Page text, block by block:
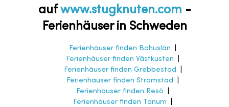
auf www.stugknuten.com -
Ferienhäuser in Schweden
Ferienhäuser finden Bohuslän
Ferienhäuser finden Västkusten
Ferienhäuser finden Grebbestad
Ferienhäuser finden Strömstad
Ferienhäuser finden Resö
Ferienhäuser finden Tanum